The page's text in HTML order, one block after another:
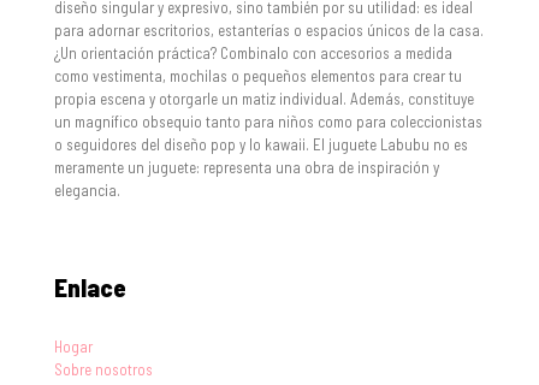
diseño singular y expresivo, sino también por su utilidad: es ideal
para adornar escritorios, estanterías o espacios únicos de la casa.
¿Un orientación práctica? Combinalo con accesorios a medida
como vestimenta, mochilas o pequeños elementos para crear tu
propia escena y otorgarle un matiz individual. Además, constituye
un magnífico obsequio tanto para niños como para coleccionistas
o seguidores del diseño pop y lo kawaii. El juguete Labubu no es
meramente un juguete: representa una obra de inspiración y
elegancia.
Enlace
Hogar
Sobre nosotros